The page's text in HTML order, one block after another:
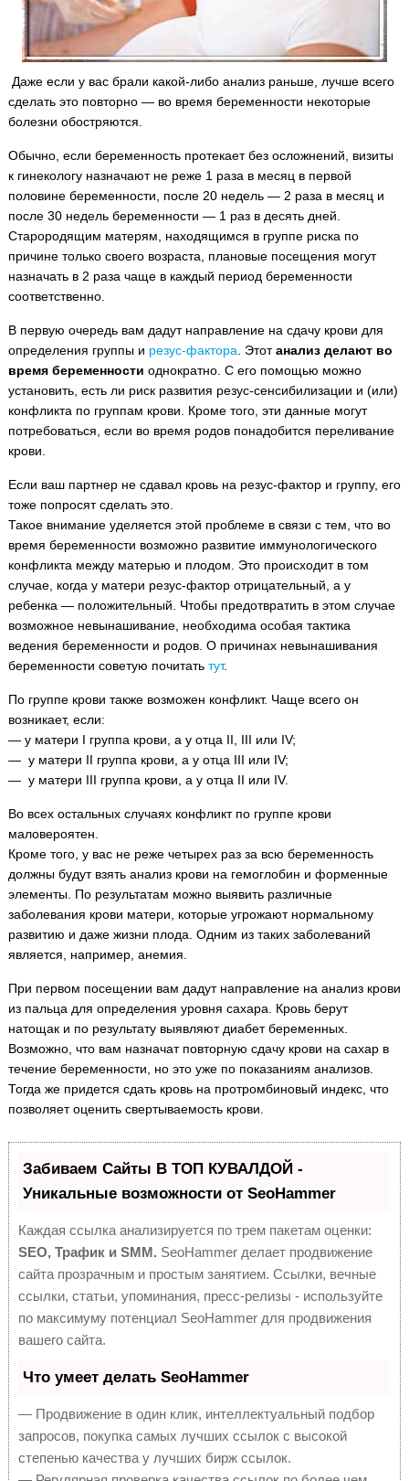
Даже если у вас брали какой-либо анализ раньше, лучше всего
сделать это повторно — во время беременности некоторые
болезни обостряются.
Обычно, если беременность протекает без осложнений, визиты
к гинекологу назначают не реже 1 раза в месяц в первой
половине беременности, после 20 недель — 2 раза в месяц и
после 30 недель беременности — 1 раз в десять дней.
Старородящим матерям, находящимся в группе риска по
причине только своего возраста, плановые посещения могут
назначать в 2 раза чаще в каждый период беременности
соответственно.
В первую очередь вам дадут направление на сдачу крови для
определения группы и резус-фактора . Этотанализ делают во
время беременности однократно. С его помощью можно
установить, есть ли риск развития резус-сенсибилизации и (или)
конфликта по группам крови. Кроме того, эти данные могут
потребоваться, если во время родов понадобится переливание
крови.
Если ваш партнер не сдавал кровь на резус-фактор и группу, его
тоже попросят сделать это.
Такое внимание уделяется этой проблеме в связи с тем, что во
время беременности возможно развитие иммунологического
конфликта между матерью и плодом. Это происходит в том
случае, когда у матери резус-фактор отрицательный, а у
ребенка — положительный. Чтобы предотвратить в этом случае
возможное невынашивание, необходима особая тактика
ведения беременности и родов. О причинах невынашивания
беременности советую почитать тут.
По группе крови также возможен конфликт. Чаще всего он
возникает, если:
— у матери I группа крови, а у отца II, III или IV;
— у матери II группа крови, а у отца III или IV;
— у матери III группа крови, а у отца II или IV.
Во всех остальных случаях конфликт по группе крови
маловероятен.
Кроме того, у вас не реже четырех раз за всю беременность
должны будут взять анализ крови на гемоглобин и форменные
элементы. По результатам можно выявить различные
заболевания крови матери, которые угрожают нормальному
развитию и даже жизни плода. Одним из таких заболеваний
является, например, анемия.
При первом посещении вам дадут направление на анализ крови
из пальца для определения уровня сахара. Кровь берут
натощак и по результату выявляют диабет беременных.
Возможно, что вам назначат повторную сдачу крови на сахар в
течение беременности, но это уже по показаниям анализов.
Тогда же придется сдать кровь на протромбиновый индекс, что
позволяет оценить свертываемость крови.
Забиваем Сайты В ТОП КУВАЛДОЙ -
Уникальные возможности от SeoHammer
Каждая ссылка анализируется по трем пакетам оценки:
SEO, Трафик и SMM. SeoHammer делает продвижение
сайта прозрачным и простым занятием. Ссылки, вечные
ссылки, статьи, упоминания, пресс-релизы - используйте
по максимуму потенциал SeoHammer для продвижения
вашего сайта.
Что умеет делать SeoHammer
— Продвижение в один клик, интеллектуальный подбор
запросов, покупка самых лучших ссылок с высокой
степенью качества у лучших бирж ссылок.